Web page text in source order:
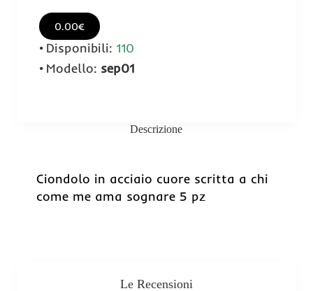
0.00€
Disponibili: 110
Modello: sep01
Descrizione
Ciondolo in acciaio cuore scritta a chi
come me ama sognare 5 pz
Le Recensioni